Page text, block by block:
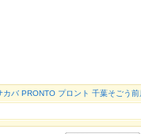
カバ PRONTO プロント 千葉そごう前